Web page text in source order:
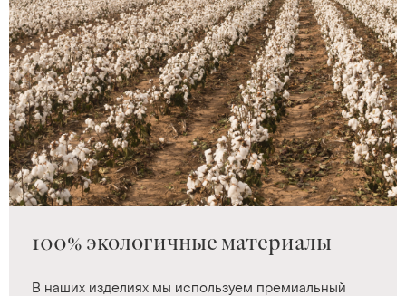
100% экологичные материалы
В наших изделиях мы используем премиальный